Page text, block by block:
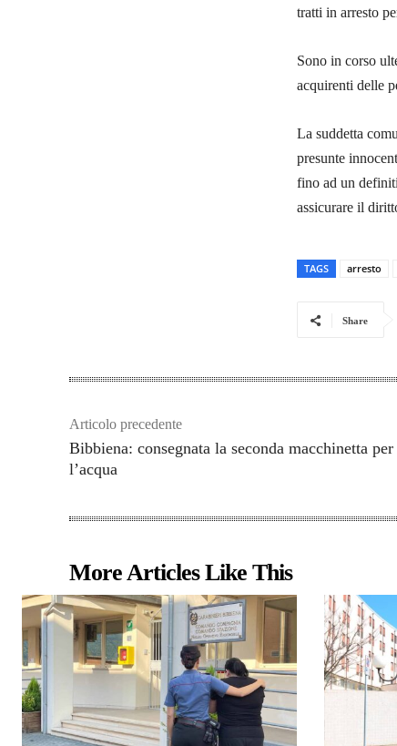
tratti in arresto
Sono in corso
acquirenti delle
La suddetta
presunte
fino ad un
assicurare il
TAGS arresto
Share
Articolo precedente
Bibbiena: consegnata la seconda macchinetta per
l’acqua
More Articles Like This